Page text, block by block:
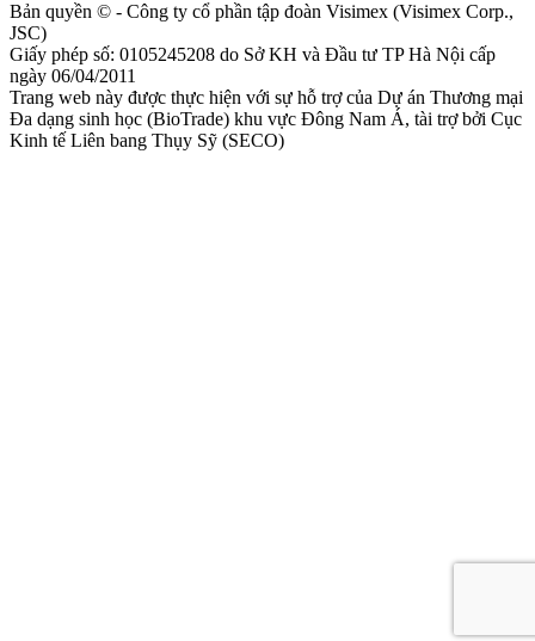
Bản quyền © - Công ty cổ phần tập đoàn Visimex (Visimex Corp.,
JSC)
Giấy phép số: 0105245208 do Sở KH và Đầu tư TP Hà Nội cấp
ngày 06/04/2011
Trang web này được thực hiện với sự hỗ trợ của Dự án Thương mại
Đa dạng sinh học (BioTrade) khu vực Đông Nam Á, tài trợ bởi Cục
Kinh tế Liên bang Thụy Sỹ (SECO)